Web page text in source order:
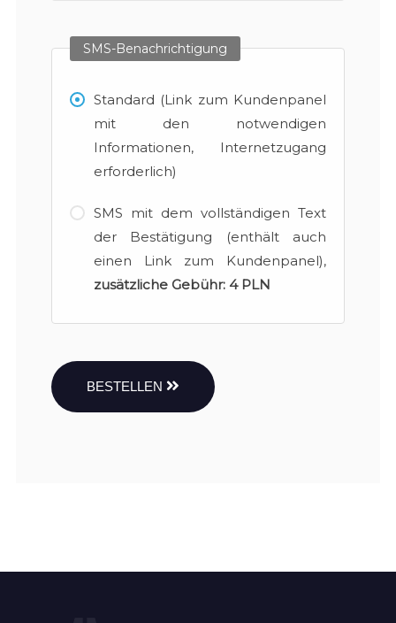
SMS-Benachrichtigung
Standard (Link zum Kundenpanel
mit den notwendigen
Informationen, Internetzugang
erforderlich)
SMS mit dem vollständigen Text
der Bestätigung (enthält auch
einen Link zum Kundenpanel),
zusätzliche Gebühr: 4 PLN
BESTELLEN